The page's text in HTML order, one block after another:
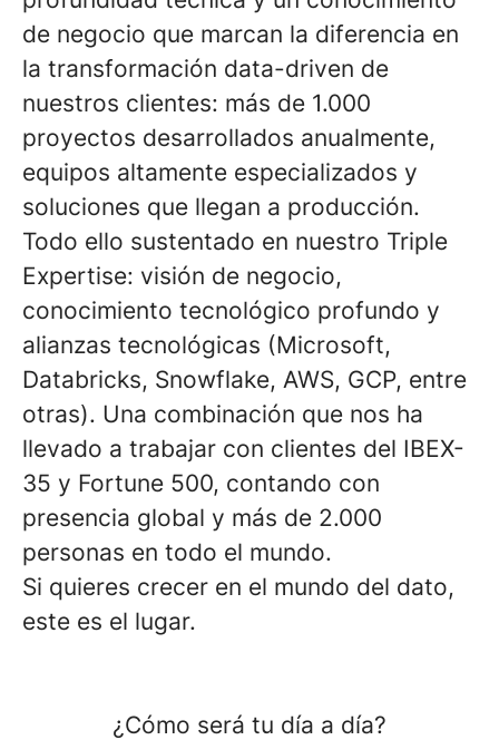
de negocio que marcan la diferencia en
la transformación data-driven de
nuestros clientes: más de 1.000
proyectos desarrollados anualmente,
equipos altamente especializados y
soluciones que llegan a producción.
Todo ello sustentado en nuestro Triple
Expertise: visión de negocio,
conocimiento tecnológico profundo y
alianzas tecnológicas (Microsoft,
Databricks, Snowflake, AWS, GCP, entre
otras). Una combinación que nos ha
llevado a trabajar con clientes del IBEX-
35 y Fortune 500, contando con
presencia global y más de 2.000
personas en todo el mundo.
Si quieres crecer en el mundo del dato,
este es el lugar.
¿Cómo será tu día a día?